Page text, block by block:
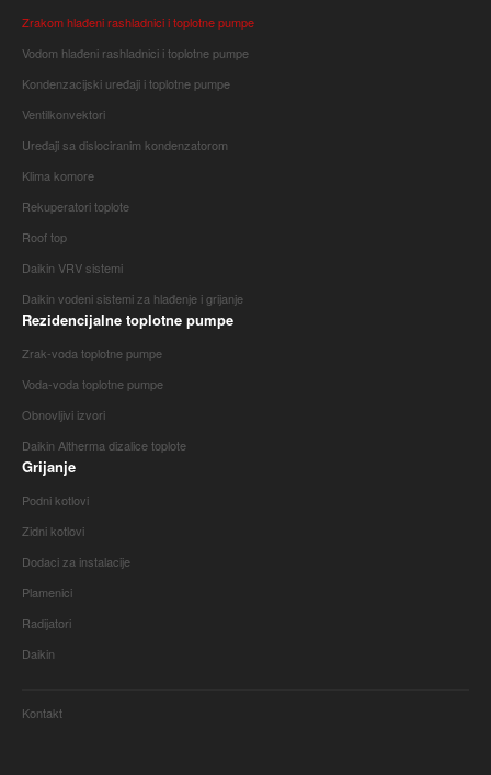
Zrakom hlađeni rashladnici i toplotne pumpe
Vodom hlađeni rashladnici i toplotne pumpe
Kondenzacijski uređaji i toplotne pumpe
Ventilkonvektori
Uređaji sa dislociranim kondenzatorom
Klima komore
Rekuperatori toplote
Roof top
Daikin VRV sistemi
Daikin vodeni sistemi za hlađenje i grijanje
Rezidencijalne toplotne pumpe
Zrak-voda toplotne pumpe
Voda-voda toplotne pumpe
Obnovljivi izvori
Daikin Altherma dizalice toplote
Grijanje
Podni kotlovi
Zidni kotlovi
Dodaci za instalacije
Plamenici
Radijatori
Daikin
Kontakt